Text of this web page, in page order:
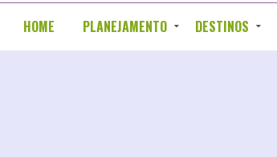
HOME PLANEJAMENTO DESTINOS